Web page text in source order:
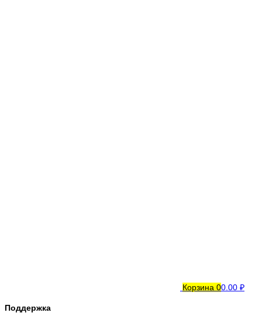
Корзина 00.00 ₽
Поддержка